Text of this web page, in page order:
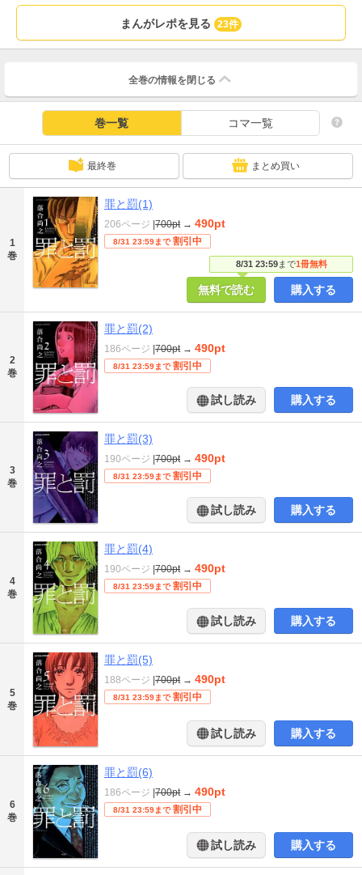
まんがレポを見る 23件
全巻の情報を 閉じる
巻一覧 コマ一覧
最終巻 まとめ買い
1
巻
罪と罰(1)
8/31 23:59まで1冊無料
206ページ 700pt → 490pt
8/31 23:59まで 割引中
無料で読む 購入する
2
巻
罪と罰(2)
186ページ 700pt → 490pt
8/31 23:59まで 割引中
試し読み 購入する
3
巻
罪と罰(3)
190ページ 700pt → 490pt
8/31 23:59まで 割引中
試し読み 購入する
4
巻
罪と罰(4)
190ページ 700pt → 490pt
8/31 23:59まで 割引中
試し読み 購入する
5
巻
罪と罰(5)
188ページ 700pt → 490pt
8/31 23:59まで 割引中
試し読み 購入する
6
巻
罪と罰(6)
186ページ 700pt → 490pt
8/31 23:59まで 割引中
試し読み 購入する